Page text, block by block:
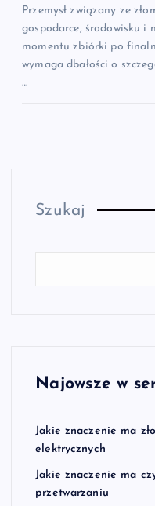
Przemysł związany ze
gospodarce, środowisku i
momentu zbiórki po
wymaga dbałości o
…
Szukaj
Najowsze w
Jakie znaczenie ma
elektrycznych
Jakie znaczenie ma
przetwarzaniu